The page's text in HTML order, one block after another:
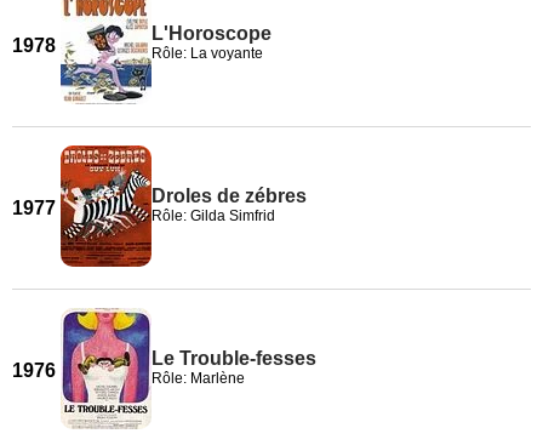
1978
L'Horoscope
Rôle: La voyante
1977
Droles de zébres
Rôle: Gilda Simfrid
1976
Le Trouble-fesses
Rôle: Marlène